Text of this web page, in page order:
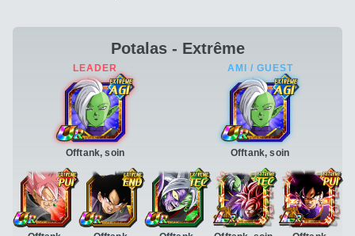
Potalas - Extrême
Offtank, soin Offtank, soin